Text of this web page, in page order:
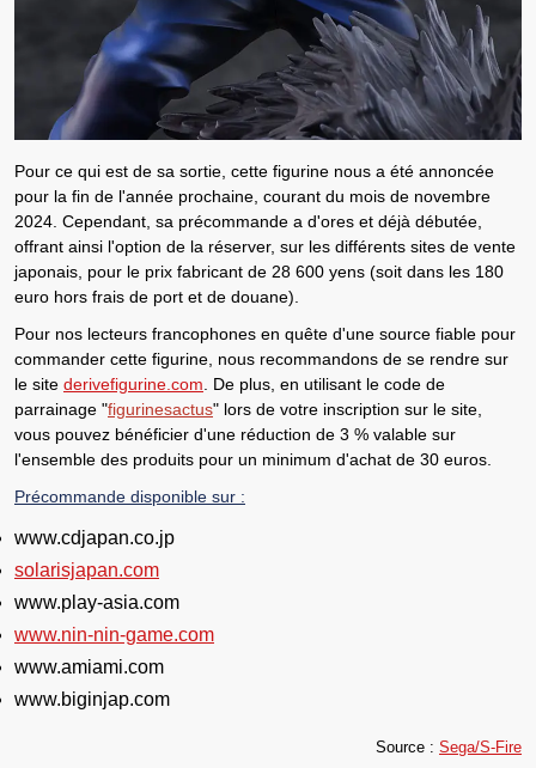
Pour ce qui est de sa sortie, cette figurine nous a été annoncée
pour la fin de l'année prochaine, courant du mois de novembre
2024. Cependant, sa précommande a d'ores et déjà débutée,
offrant ainsi l'option de la réserver, sur les différents sites de vente
japonais, pour le prix fabricant de 28 600 yens (soit dans les 180
euro hors frais de port et de douane).
Pour nos lecteurs francophones en quête d'une source fiable pour
commander cette figurine, nous recommandons de se rendre sur
le site derivefigurine.com. De plus, en utilisant le code de
parrainage "figurinesactus" lors de votre inscription sur le site,
vous pouvez bénéficier d'une réduction de 3 % valable sur
l'ensemble des produits pour un minimum d'achat de 30 euros.
Précommande disponible sur :
www.cdjapan.co.jp
solarisjapan.com
www.play-asia.com
www.nin-nin-game.com
www.amiami.com
www.biginjap.com
Source : Sega/S-Fire